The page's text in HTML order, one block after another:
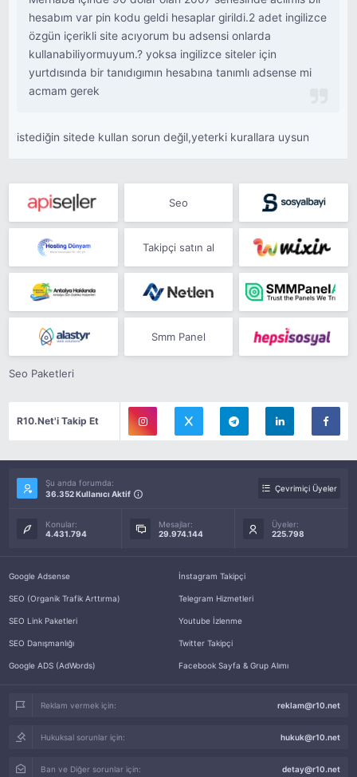
hesabım var pin kodu geldi hesaplar girildi.2 adet ingilizce
özgün içerikli site acıyorum bu adsensi onlarda
kullanabiliyormuyum.? yoksa ingilizce siteler için
yurtdısında bir tanıdıgımın hesabına tanımlı adsense mi
acmam gerek
istediğin sitede kullan sorun değil,yeterki kurallara uysun
Seo
Takipçi satın al
Smm Panel
Seo Paketleri
R10.Net'i Takip Et
Şu anda forumda:
36.352 Kullanıcı Aktif
Çevrimiçi Üyeler
Konular:
4.431.794
Mesajlar:
29.974.144
Üyeler:
225.798
Google Adsense
SEO (Organik Trafik Arttırma)
SEO Link Paketleri
SEO Danışmanlığı
Google ADS (AdWords)
İnstagram Takipçi
Telegram Hizmetleri
Youtube İzlenme
Twitter Takipçi
Facebook Sayfa & Grup Alımı
Reklam vermek için: reklam@r10.net
Hukuksal sorunlar için: hukuk@r10.net
Ban ve Diğer sorunlar için: detay@r10.net